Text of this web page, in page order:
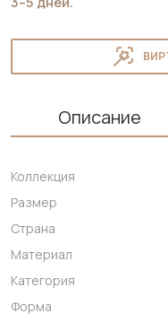
Описание
Коллекция
Размер
Страна
Материал
Категория
Форма